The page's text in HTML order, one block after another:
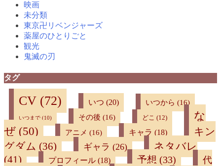
映画
未分類
東京卍リベンジャーズ
薬屋のひとりごと
観光
鬼滅の刃
タグ
CV (72) いつ (20) いつから (16)
いつまで (10) その後 (16) どこ (12)
な
ぜ (50) アニメ (16) キャラ (18)
キン
グダム (36) ギャラ (26)
ネタバレ
(41)
プロフィール (18) 予想 (33)
代